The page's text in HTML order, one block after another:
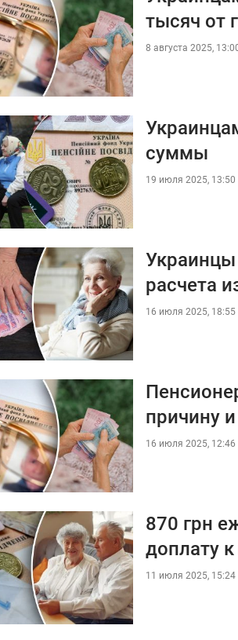
тысяч от
8 августа 2025,
суммы
19 июля 2025, 13:50
расчета
16 июля 2025, 18:55
причину
16 июля 2025, 12:46
870 грн
доплату
11 июля 2025, 15:24